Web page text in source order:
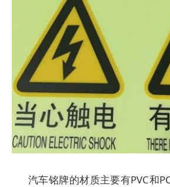
汽车铭牌的材质主要有PVC和